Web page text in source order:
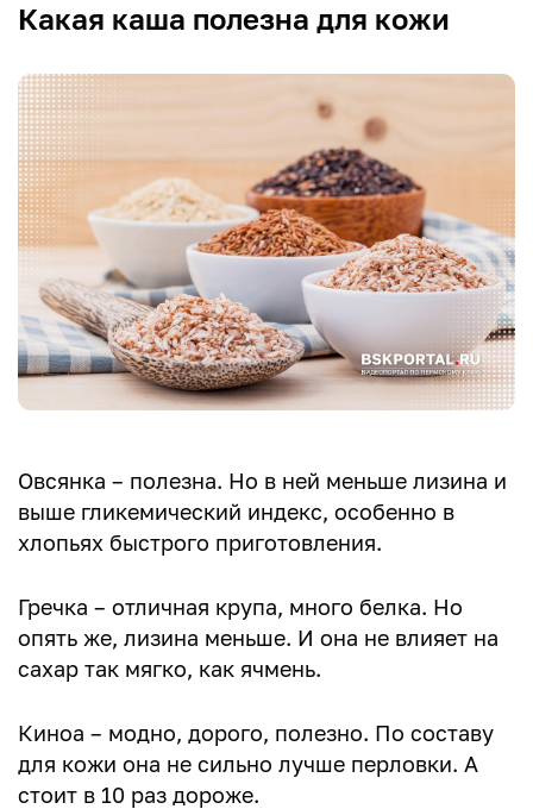
Какая каша полезна для кожи
Овсянка – полезна. Но в ней меньше лизина и
выше гликемический индекс, особенно в
хлопьях быстрого приготовления.
Гречка – отличная крупа, много белка. Но
опять же, лизина меньше. И она не влияет на
сахар так мягко, как ячмень.
Киноа – модно, дорого, полезно. По составу
для кожи она не сильно лучше перловки. А
стоит в 10 раз дороже.